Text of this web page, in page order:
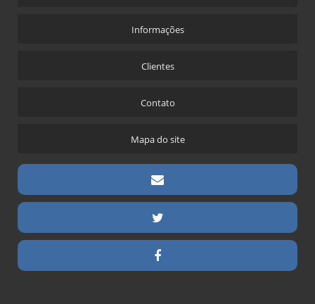
Informações
Clientes
Contato
Mapa do site